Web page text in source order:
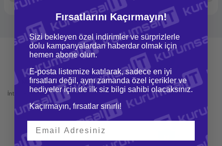
Mağazadan Teslimat
İnternetten sipariş et ve mağazadan
teslim al
İade ve Değişim
Kolay iade ve değişim imkanı
Fırsatlarını Kaçırmayın!
Sizi bekleyen özel indirimler ve sürprizlerle
dolu kampanyalardan haberdar olmak için
hemen abone olun.
E-posta listemize katılarak, sadece en iyi
fırsatları değil, aynı zamanda özel içerikler ve
hediyeler için de ilk siz bilgi sahibi olacaksınız.
Kaçırmayın, fırsatlar sınırlı!